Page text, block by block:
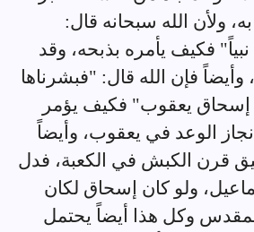
ولأن الله سبحانه قال:
فكيف يأمره بذبحه، وقد
وأيضاً فإن الله قال: "فبشرناها
إسحاق يعقوب" فكيف يؤمر
الوعد في يعقوب، وأيضاً
قرن الكبش في الكعبة، فدل
ولو كان إسحاق لكان
المقدس وكل هذا أيضاً يحتمل